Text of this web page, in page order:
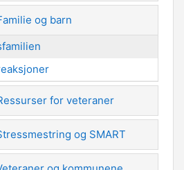
og barn
for veteraner
og SMART